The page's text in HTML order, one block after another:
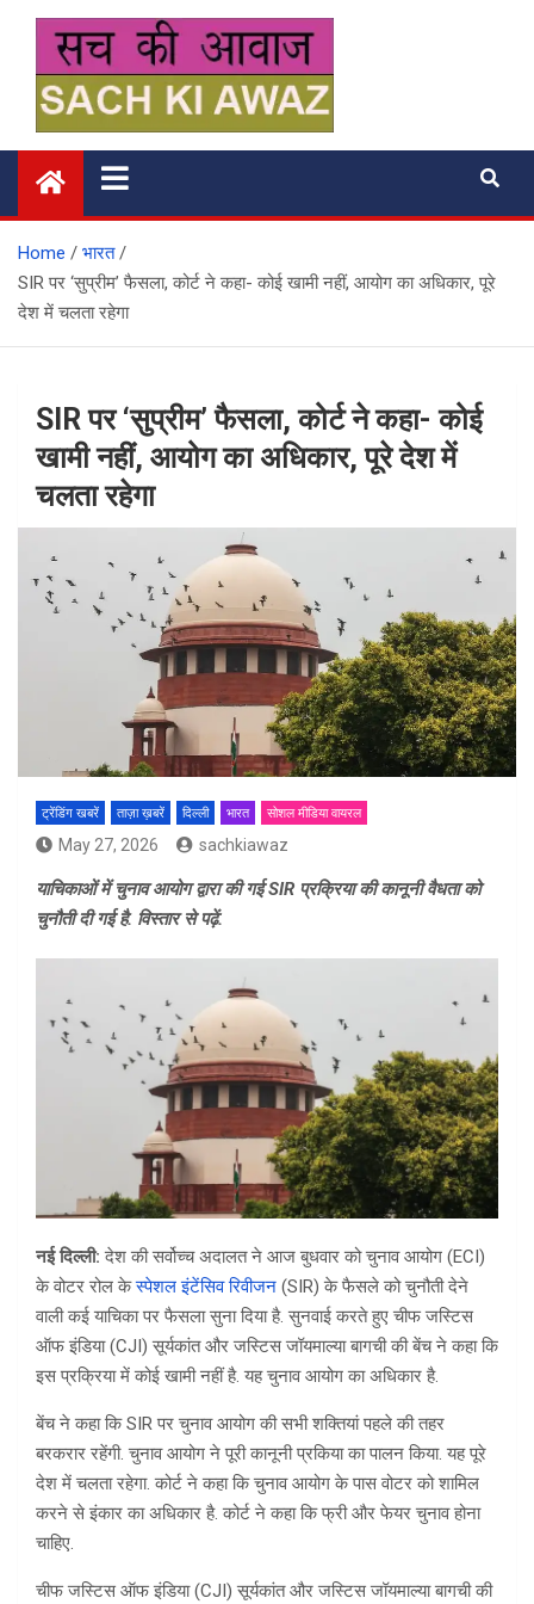
content
सच की आवाज
Home
भारत
SIR पर ‘सुप्रीम’ फैसला, कोर्ट ने कहा- कोई खामी नहीं, आयोग का अधिकार, पूरे
देश में चलता रहेगा
SIR पर ‘सुप्रीम’ फैसला, कोर्ट ने कहा- कोई
खामी नहीं, आयोग का अधिकार, पूरे देश में
चलता रहेगा
ट्रेंडिंग खबरें ताज़ा ख़बरें दिल्ली भारत सोशल मीडिया वायरल
May 27, 2026 sachkiawaz
याचिकाओं में चुनाव आयोग द्वारा की गई SIR प्रक्रिया की कानूनी वैधता को
चुनौती दी गई है. विस्तार से पढ़ें.
नई दिल्ली: देश की सर्वोच्च अदालत ने आज बुधवार को चुनाव आयोग (ECI)
के वोटर रोल केस्पेशल इंटेंसिव रिवीजन (SIR) के फैसले को चुनौती देने
वाली कई याचिका पर फैसला सुना दिया है. सुनवाई करते हुए चीफ जस्टिस
ऑफ इंडिया (CJI) सूर्यकांत और जस्टिस जॉयमाल्या बागची की बेंच ने कहा कि
इस प्रक्रिया में कोई खामी नहीं है. यह चुनाव आयोग का अधिकार है.
बेंच ने कहा कि SIR पर चुनाव आयोग की सभी शक्तियां पहले की तहर
बरकरार रहेंगी. चुनाव आयोग ने पूरी कानूनी प्रकिया का पालन किया. यह पूरे
देश में चलता रहेगा. कोर्ट ने कहा कि चुनाव आयोग के पास वोटर को शामिल
करने से इंकार का अधिकार है. कोर्ट ने कहा कि फ्री और फेयर चुनाव होना
चाहिए.
चीफ जस्टिस ऑफ इंडिया (CJI) सूर्यकांत और जस्टिस जॉयमाल्या बागची की